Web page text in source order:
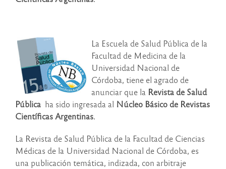
La Escuela de Salud Pública de la
Facultad de Medicina de la
Universidad Nacional de
Córdoba, tiene el agrado de
anunciar que la Revista de Salud
Pública ha sido ingresada al Núcleo Básico de Revistas
Científicas Argentinas.
La Revista de Salud Pública de la Facultad de Ciencias
Médicas de la Universidad Nacional de Córdoba, es
una publicación temática, indizada, con arbitraje